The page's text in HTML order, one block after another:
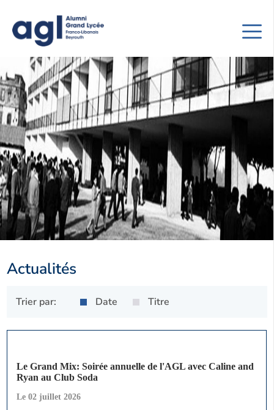
Actualités
Trier par: Date Titre
Le Grand Mix: Soirée annuelle de l'AGL avec Caline and
Ryan au Club Soda
Le02 juillet 2026